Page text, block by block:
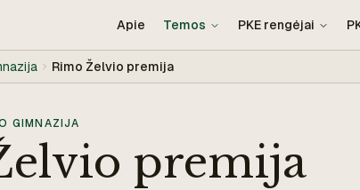
Apie Temos PKE rengėjai
Rimo Želvio premija
GIMNAZIJA
premija